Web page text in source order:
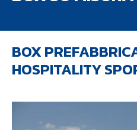
BOX
HOSPITALITY